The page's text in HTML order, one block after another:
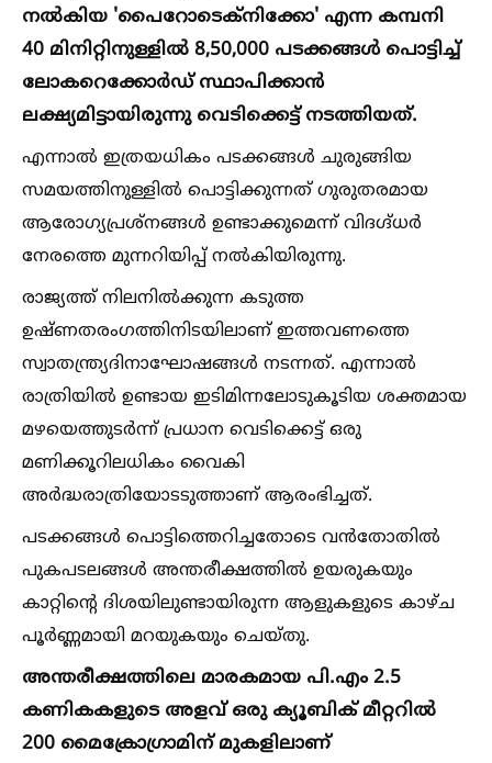
നല്‍കിയ 'പൈറോടെക്‌നിക്കോ' എന്ന കമ്പനി
40 മിനിറ്റിനുള്ളില്‍ 8,50,000 പടക്കങ്ങള്‍ പൊട്ടിച്ച്‌
ലോകറെക്കോര്‍ഡ് സ്ഥാപിക്കാന്‍
ലക്ഷ്യമിട്ടായിരുന്നു വെടിക്കെട്ട് നടത്തിയത്.
എന്നാല്‍ ഇത്രയധികം പടക്കങ്ങള്‍ ചുരുങ്ങിയ
സമയത്തിനുള്ളില്‍ പൊട്ടിക്കുന്നത് ഗുരുതരമായ
ആരോഗ്യപ്രശ്‌നങ്ങള്‍ ഉണ്ടാക്കുമെന്ന് വിദഗ്ദ്ധര്‍
നേരത്തെ മുന്നറിയിപ്പ് നല്‍കിയിരുന്നു.
രാജ്യത്ത് നിലനില്‍ക്കുന്ന കടുത്ത
ഉഷ്ണതരംഗത്തിനിടയിലാണ് ഇത്തവണത്തെ
സ്വാതന്ത്ര്യദിനാഘോഷങ്ങള്‍ നടന്നത്. എന്നാല്‍
രാത്രിയില്‍ ഉണ്ടായ ഇടിമിന്നലോടുകൂടിയ ശക്തമായ
മഴയെത്തുടര്‍ന്ന് പ്രധാന വെടിക്കെട്ട് ഒരു
മണിക്കൂറിലധികം വൈകി
അര്‍ദ്ധരാത്രിയോടടുത്താണ് ആരംഭിച്ചത്.
പടക്കങ്ങള്‍ പൊട്ടിത്തെറിച്ചതോടെ വന്‍തോതില്‍
പുകപടലങ്ങള്‍ അന്തരീക്ഷത്തില്‍ ഉയരുകയും
കാറ്റിന്റെ ദിശയിലുണ്ടായിരുന്ന ആളുകളുടെ കാഴ്ച
പൂര്‍ണ്ണമായി മറയുകയും ചെയ്തു.
അന്തരീക്ഷത്തിലെ മാരകമായ പി.എം 2.5
കണികകളുടെ അളവ് ഒരു ക്യൂബിക് മീറ്ററില്‍
200 മൈക്രോഗ്രാമിന് മുകളിലാണ്